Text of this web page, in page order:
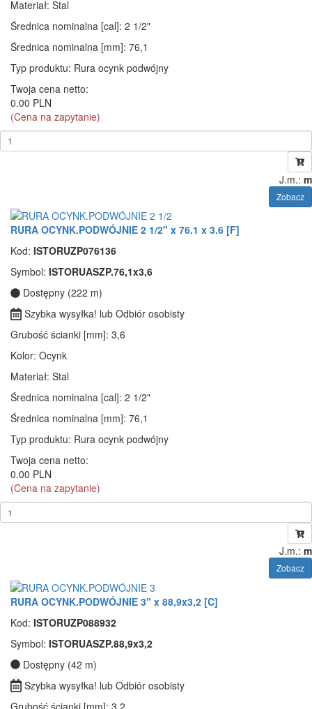
Materiał: Stal
Średnica nominalna [cal]: 2 1/2"
Średnica nominalna [mm]: 76,1
Typ produktu: Rura ocynk podwójny
Twoja cena netto:
0.00 PLN
(Cena na zapytanie)
J.m.: m
Zobacz
RURA OCYNK.PODWÓJNIE 2 1/2" x 76.1 x 3.6 [F]
Kod: ISTORUZP076136
Symbol: ISTORUASZP.76,1x3,6
Dostępny (222 m)
Szybka wysyłka! lub Odbiór osobisty
Grubość ścianki [mm]: 3,6
Kolor: Ocynk
Materiał: Stal
Średnica nominalna [cal]: 2 1/2"
Średnica nominalna [mm]: 76,1
Typ produktu: Rura ocynk podwójny
Twoja cena netto:
0.00 PLN
(Cena na zapytanie)
J.m.: m
Zobacz
RURA OCYNK.PODWÓJNIE 3" x 88,9x3,2 [C]
Kod: ISTORUZP088932
Symbol: ISTORUASZP.88,9x3,2
Dostępny (42 m)
Szybka wysyłka! lub Odbiór osobisty
Grubość ścianki [mm]: 3,2